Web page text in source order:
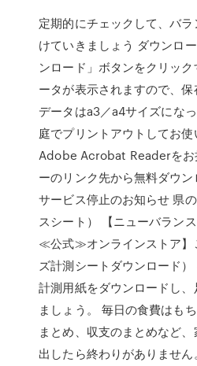
定期的にチェックして、バ
けていきましょう ダウンロ
ンロード」ボタンをクリッ
ータが表示されますので、
データはa3／a4サイズにな
庭でプリントアウトしてお使
Adobe Acrobat Readerをお
ーのリンク先から無料ダウン
サービス停止のお知らせ 県
スシート） 【ニューバラン
≪公式≫オンラインストア】
ズ計測シートダウンロード
計測用紙をダウンロードし
ましょう。 毎日の食費はも
まとめ、収支のまとめなど
出したら終わりがありませ